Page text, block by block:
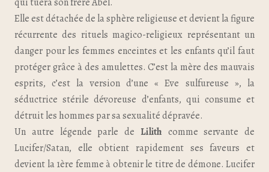
Elle est détachée de la sphère religieuse et devient la figure
récurrente des rituels magico-religieux représentant un
danger pour les femmes enceintes et les enfants qu’il faut
protéger grâce à des amulettes. C’est la mère des mauvais
esprits, c’est la version d’une « Eve sulfureuse », la
séductrice stérile dévoreuse d’enfants, qui consume et
détruit les hommes par sa sexualité dépravée.
Un autre légende parle de Lilith comme servante de
Lucifer/Satan, elle obtient rapidement ses faveurs et
devient la 1ère femme à obtenir le titre de démone. Lucifer